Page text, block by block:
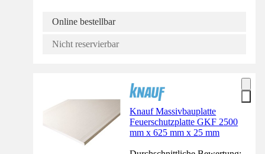
Online bestellbar
Nicht reservierbar
Knauf Massivbauplatte
Feuerschutzplatte GKF 2500
mm x 625 mm x 25 mm